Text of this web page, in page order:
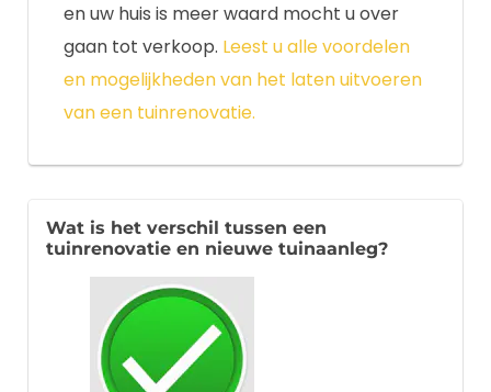
en uw huis is meer waard mocht u over
gaan tot verkoop. Leest u alle voordelen
en mogelijkheden van het laten uitvoeren
van een tuinrenovatie.
Wat is het verschil tussen een
tuinrenovatie en nieuwe tuinaanleg?